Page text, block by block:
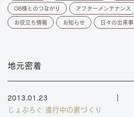
OB様とのつながり アフターメンテナンス
お役立ち情報 お知らせ 日々の出来事
地元密着
2013.01.23
じょぶろぐ 進行中の家づくり